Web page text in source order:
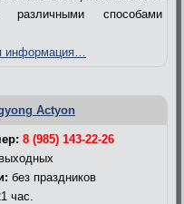
различными способами
информация…
Actyon
8 (985) 143-22-26
без праздников
час.